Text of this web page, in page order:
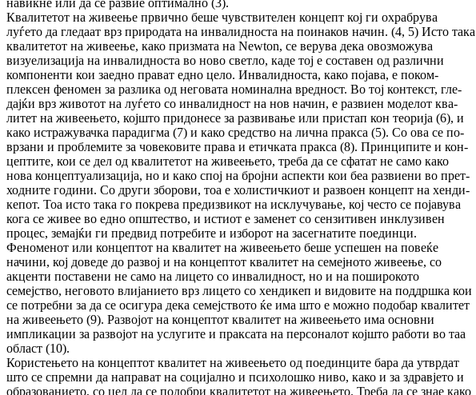
навикне или да се развие оп­ти­ма­лно (3).
Квалитетот на живеење првично беше чув­стви­телен концепт кој ги охрабрува
луѓето да гле­да­ат врз природата на инвалидноста на по­­ина­ков начин. (4, 5) Исто така
квалитетот на жи­вее­ње, како призмата на Newton, се верува дека овозможува
визуелизација на ин­валидноста во ново светло, каде тој е сос­тавен од раз­лични
компоненти кои заедно пра­ват едно цело. Инвалидноста, како по­ја­ва, е по­ком­
плексен феномен за разлика од не­говата но­ми­нална вредност. Во тој кон­текст, гле­
дај­ќи врз животот на луѓето со ин­ва­лидност на нов на­чин, е развиен моделот ква­
литет на жи­вее­ње­то, којшто придонесе за раз­вивање или прис­тап кон теорија (6), и
како ис­тра­жу­вач­ка парадигма (7) и како сред­ство на лична прак­са (5). Со ова се по­
врзани и проблемите за човековите права и етич­ката пракса (8). Прин­ципите и кон­
цеп­ти­те, кои се дел од ква­ли­тетот на живеењето, тре­ба да се сфатат не само како
нова кон­цептуализација, но и како спој на бројни аспекти кои беа развиени во прет­
ходните години. Со други зборови, тоа е хо­лис­тич­киот и развоен концепт на хен­ди­
ке­пот. Тоа исто така го покрева предизвикот на ис­клу­чу­вање, кој често се појавува
кога се живее во едно општество, и истиот е за­ме­нет со сен­зитивен инклузивен
процес, зе­мајќи ги пред­вид потребите и изборот на за­сег­на­ти­те поедин­ци.
Феноменот или концептот на квалитет на жи­веењето беше успешен на повеќе
начини, кој доведе до развој и на концептот квалитет на семејното живеење, со
акценти пос­та­вени не само на лицето со инвалидност, но и на поширокото
семејство, неговото вли­ја­ние­то врз лицето со хендикеп и видовите на под­дршка кои
се потребни за да се осигура дека семејството ќе има што е можно по­до­бар квалитет
на живеењето (9). Развојот на кон­цептот квалитет на живеењето има ос­нов­ни
импликации за развојот на услугите и прак­сата на персоналот којшто работи во таа
област (10).
Користењето на концептот квалитет на жи­вее­њето од поединците бара да утврдат
што се спремни да направат на социјално и пси­хо­лошко ниво, како и за здравјето и
об­ра­зо­ва­нието, со цел да се подобри квалитетот на жи­веењето. Треба да се знае како